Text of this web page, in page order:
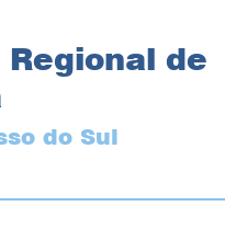
Regional de
do Sul